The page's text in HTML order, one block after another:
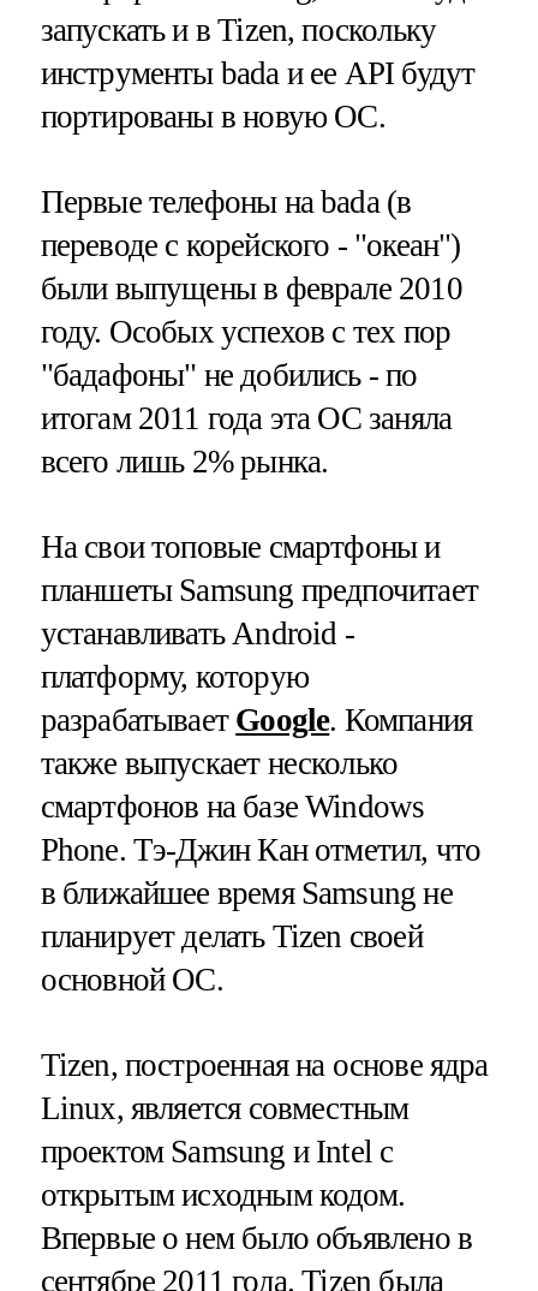
запускать и в Tizen, поскольку
инструменты bada и ее API будут
портированы в новую ОС.
Первые телефоны на bada (в
переводе с корейского - "океан")
были выпущены в феврале 2010
году. Особых успехов с тех пор
"бадафоны" не добились - по
итогам 2011 года эта ОС заняла
всего лишь 2% рынка.
На свои топовые смартфоны и
планшеты Samsung предпочитает
устанавливать Android -
платформу, которую
разрабатывает Google. Компания
также выпускает несколько
смартфонов на базе Windows
Phone. Тэ-Джин Кан отметил, что
в ближайшее время Samsung не
планирует делать Tizen своей
основной ОС.
Tizen, построенная на основе ядра
Linux, является совместным
проектом Samsung и Intel с
открытым исходным кодом.
Впервые о нем было объявлено в
сентябре 2011 года. Tizen была